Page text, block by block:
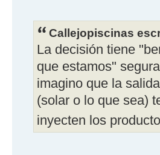
Callejopiscinas
La decisión tiene
que estamos"
imagino que la
(solar o lo que sea)
inyecten los